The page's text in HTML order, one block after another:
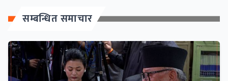
सम्बन्धित समाचार